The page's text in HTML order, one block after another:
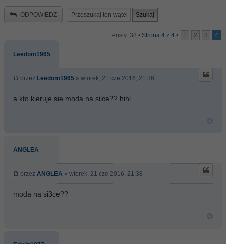
ODPOWIEDZ
Posty: 38 • Strona 4 z 4 • 1 2 3 4
Leedom1965
przez Leedom1965 » wtorek, 21 cze 2016, 21:36
a kto kieruje sie moda na silce?? hihi
ANGLEA
przez ANGLEA » wtorek, 21 cze 2016, 21:38
moda na si3ce??